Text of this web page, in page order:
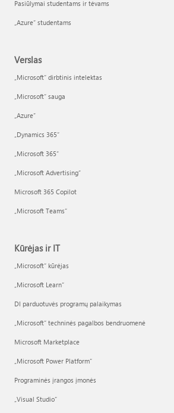
Pasiūlymai studentams ir tėvams
„Azure“ studentams
Verslas
„Microsoft“ dirbtinis intelektas
„Microsoft“ sauga
„Azure”
„Dynamics 365“
„Microsoft 365“
„Microsoft Advertising“
Microsoft 365 Copilot
„Microsoft Teams“
Kūrėjas ir IT
„Microsoft“ kūrėjas
„Microsoft Learn“
DI parduotuvės programų palaikymas
„Microsoft“ techninės pagalbos bendruomenė
Microsoft Marketplace
„Microsoft Power Platform“
Programinės įrangos įmonės
„Visual Studio“